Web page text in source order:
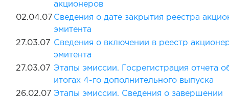
акционеров
02.04.07 Сведения о дате закрытия реестра
эмитента
27.03.07 Сведения о включении в реестр
эмитента
27.03.07 Этапы эмиссии. Госрегистрация отчета
итогах 4-го дополнительного выпуска
26.02.07 Этапы эмиссии. Сведения о завершении